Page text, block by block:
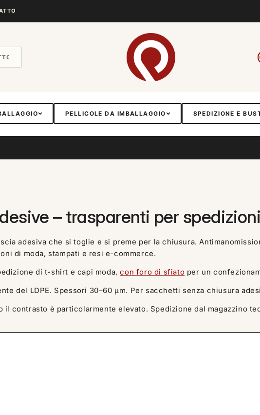
PELLICOLE DA IMBALLAGGIO SPEDIZIONE E
– trasparenti per
adesiva che si toglie e si preme per la chiusura.
di moda, stampati e resi e-commerce.
di t-shirt e capi moda,con foro di sfiato per un
del LDPE. Spessori 30–60 µm. Per sacchetti senza chiusura
contrasto è particolarmente elevato. Spedizione dal magazzino